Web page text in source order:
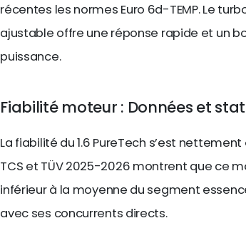
récentes les normes Euro 6d-TEMP. Le
ajustable offre une réponse rapide et un
puissance.
Fiabilité moteur : Données et
La fiabilité du 1.6 PureTech s’est
TCS et TÜV 2025-2026 montrent que ce
inférieur à la moyenne du segment
avec ses concurrents directs.